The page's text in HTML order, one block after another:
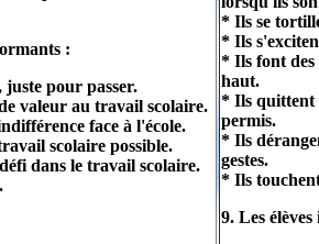
:
pour passer.
valeur au travail scolaire.
face à l'école.
scolaire possible.
dans le travail scolaire.
* Ils se
* Ils
* Ils font des
haut.
* Ils quittent
permis.
* Ils
gestes.
* Ils touchent
9. Les